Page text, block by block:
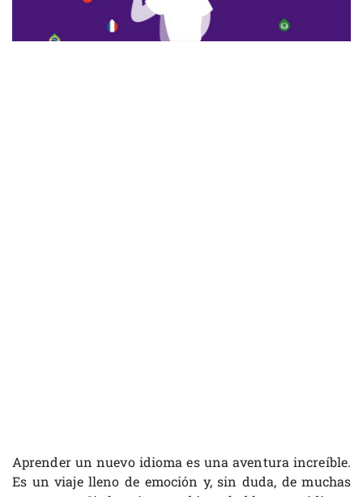
Aprender un nuevo idioma es una aventura increíble.
Es un viaje lleno de emoción y, sin duda, de muchas